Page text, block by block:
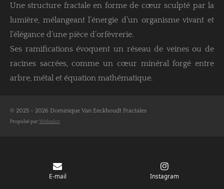
Une structure fractale en forme de cœur sculpté par la
lumière, mélangeant l’énergie d’un organisme vivant et
l’élégance d’une pièce d’orfèvrerie.
Ses ramifications évoquent un réseau de veines ou de
racines sacrées, comme un cœur minéral forgé entre
arbre, métal et équation mathématique.
© 2025 - 2026 Dominique Van Eeckhoudt Fractales
Propulsé parWebador
E-mail Instagram